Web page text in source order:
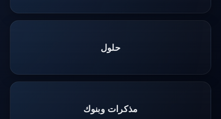
حلول
مذكرات وبنوك